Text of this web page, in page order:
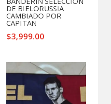
DE BIELORUSSIA
CAMBIADO POR
CAPITAN
$3,999.00